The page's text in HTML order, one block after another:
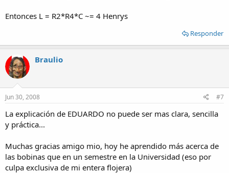
Entonces L = R2*R4*C ~= 4 Henrys
Responder
Braulio
Jun 30, 2008 #7
La explicación de EDUARDO no puede ser mas clara, sencilla
y práctica...
Muchas gracias amigo mio, hoy he aprendido más acerca de
las bobinas que en un semestre en la Universidad (eso por
culpa exclusiva de mi entera flojera)